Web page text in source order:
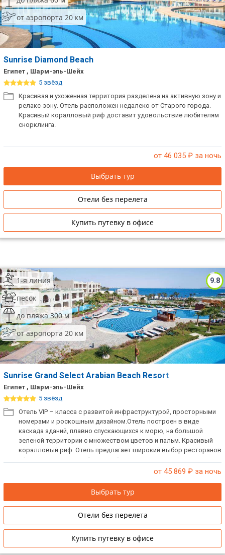
от аэропорта 20 км
Sunrise Diamond Beach
Египет , Шарм-эль-Шейх
5 звёзд
Красивая и ухоженная территория разделена на активную зону и
релакс-зону. Отель расположен недалеко от Старого города.
Красивый коралловый риф доставит удовольствие любителям
снорклинга.
от 46 035 ₽ за ночь
Выбрать тур
Отели без перелета
Купить путевку в офисе
9.8
1-я линия
песок
до пляжа 300 м
от аэропорта 20 км
Sunrise Grand Select Arabian Beach Resort
Египет , Шарм-эль-Шейх
5 звёзд
Отель VIP – класса с развитой инфраструктурой, просторными
номерами и роскошным дизайном.Отель построен в виде
каскада зданий, плавно спускающихся к морю, на большой
зеленой территории с множеством цветов и пальм. Красивый
коралловый риф. Отель предлагает широкий выбор ресторанов
a la carte. Есть номера "Swim Up" с прямым выходом с террасы к
бассейну. Рекомендуем для взыскательных клиентов, ценящих
от 45 869 ₽ за ночь
Выбрать тур
Отели без перелета
Купить путевку в офисе